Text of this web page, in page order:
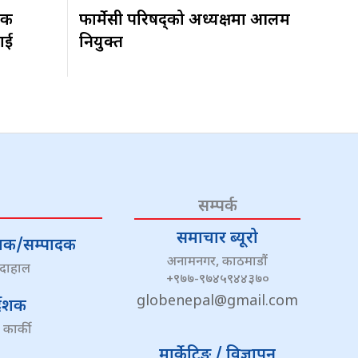
फार्मेसी परिषद्को अध्यक्षमा आलम
नियुक्त
सम्पादक
सम्पर्क
समाचार ब्यूरो
अनामनगर, काठमाडौं
+९७७-९७४५९४४३७०
globenepal@gmail.com